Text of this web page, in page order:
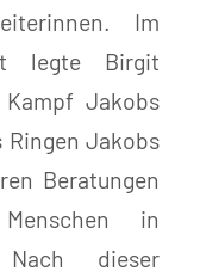
Im
legte Birgit
Jakobs
Jakobs
Beratungen
in
dieser